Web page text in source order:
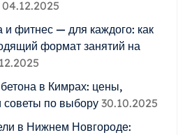
04.12.2025
и фитнес — для каждого: как
формат занятий на
в Кимрах: цены,
советы по выбору 30.10.2025
в Нижнем Новгороде: